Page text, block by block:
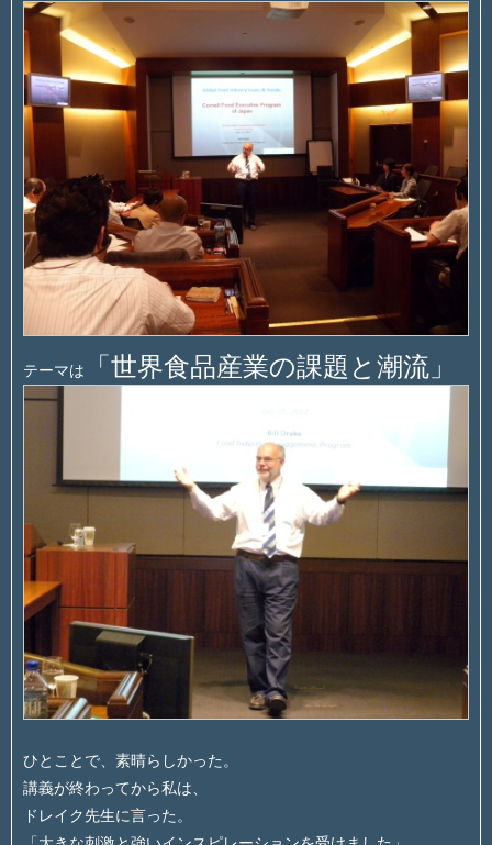
テーマは 「世界食品産業の課題と潮流」
ひとことで、素晴らしかった。
講義が終わってから私は、
ドレイク先生に言った。